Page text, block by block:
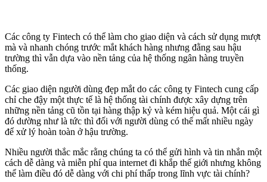
Các công ty Fintech có thể làm cho giao diện và cách sử dụng mượt
mà và nhanh chóng trước mắt khách hàng nhưng đằng sau hậu
trường thì vẫn dựa vào nền tảng của hệ thống ngân hàng truyền
thống.
Các giao diện người dùng đẹp mắt do các công ty Fintech cung cấp
chỉ che đậy một thực tế là hệ thống tài chính được xây dựng trên
những nền tảng cũ tồn tại hàng thập kỷ và kém hiệu quả. Một cái gì
đó dường như là tức thì đối với người dùng có thể mất nhiều ngày
để xử lý hoàn toàn ở hậu trường.
Nhiều người thắc mắc rằng chúng ta có thể gửi hình và tin nhắn một
cách dễ dàng và miễn phí qua internet đi khắp thế giới nhưng không
thể làm điều đó dễ dàng với chi phí thấp trong lĩnh vực tài chính?